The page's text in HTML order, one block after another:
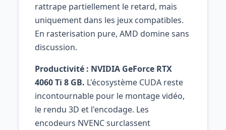
rattrape partiellement le retard, mais
uniquement dans les jeux compatibles.
En rasterisation pure, AMD domine sans
discussion.
Productivité : NVIDIA GeForce RTX
4060 Ti 8 GB. L'écosystème CUDA reste
incontournable pour le montage vidéo,
le rendu 3D et l'encodage. Les
encodeurs NVENC surclassent